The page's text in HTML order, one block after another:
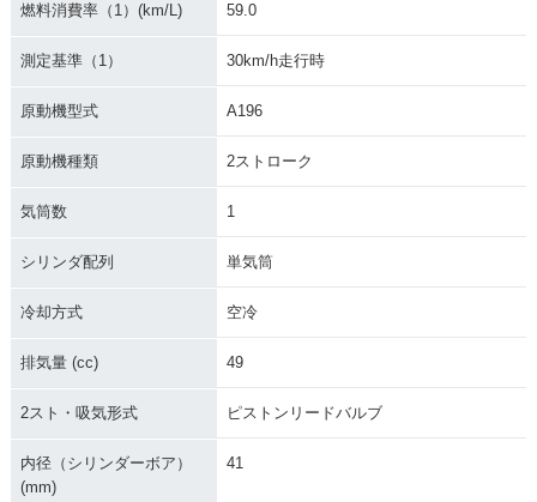
燃料消費率（1）(km/L) 59.0
測定基準（1） 30km/h走行時
原動機型式 A196
原動機種類 2ストローク
気筒数 1
シリンダ配列 単気筒
冷却方式 空冷
排気量 (cc) 49
2スト・吸気形式 ピストンリードバルブ
内径（シリンダーボア）
(mm)
41